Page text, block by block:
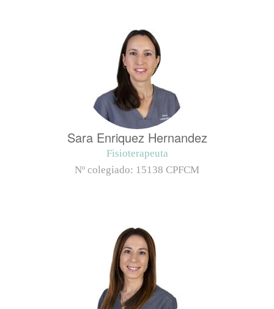
Sara Enriquez Hernandez
Fisioterapeuta
Nº colegiado: 15138 CPFCM